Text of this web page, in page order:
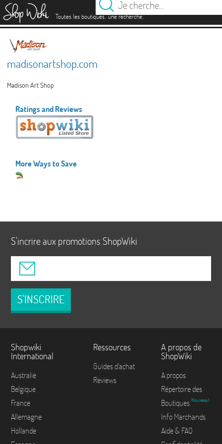
Toutes les boutiques.une recherche.
madisonartshop.com
Madison Art Shop
Ratings and Reviews
More Ways to Save
S'incrire aux promotions ShopWiki
S'INSCRIRE
Shopwiki
International
Australie
Belgique
France
Allemagne
Hollande
Ressources
Guides d'achat
Reviews
A propos de
ShopWiki
A propos
Répertoire des
Boutiques Nouveau!
Info Marchands
Aide & FAQ